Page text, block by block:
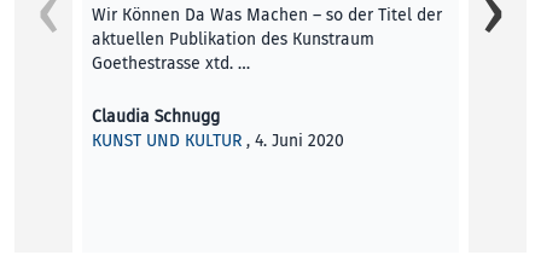
Wir Können Da Was Machen – so der Titel der
aktuellen Publikation des Kunstraum
Goethestrasse xtd. …
Claudia Schnugg
KUNST UND KULTUR , 4. Juni 2020